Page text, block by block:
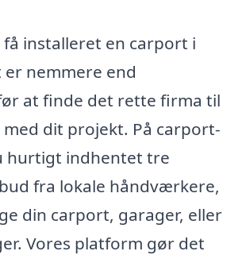
installeret en carport i
er nemmere end
at finde det rette firma til
dit projekt. På carport-
hurtigt indhentet tre
fra lokale håndværkere,
din carport, garager, eller
Vores platform gør det